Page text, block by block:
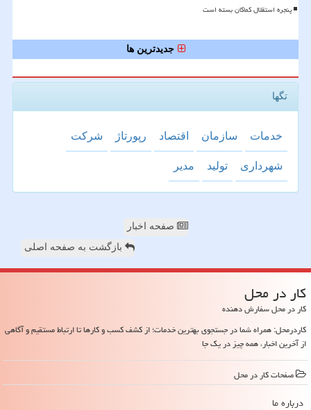
پنجره استقلال کماکان بسته است
جدیدترین ها
تگها
خدمات سازمان اقتصاد رپورتاژ شركت
شهرداری تولید مدیر
صفحه اخبار
بازگشت به صفحه اصلی
كار در محل
کار در محل سفارش دهنده
کاردرمحل: همراه شما در جستجوی بهترین خدمات؛ از کشف کسب و کارها تا ارتباط مستقیم و آگاهی
از آخرین اخبار، همه چیز در یک جا
صفحات كار در محل
درباره ما